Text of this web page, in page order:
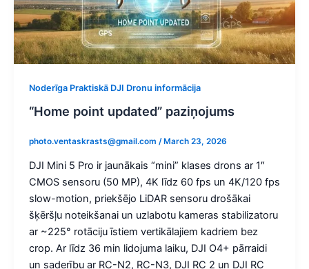
Noderīga Praktiskā DJI Dronu informācija
“Home point updated” paziņojums
photo.ventaskrasts@gmail.com / March 23, 2026
DJI Mini 5 Pro ir jaunākais “mini” klases drons ar 1″
CMOS sensoru (50 MP), 4K līdz 60 fps un 4K/120 fps
slow-motion, priekšējo LiDAR sensoru drošākai
šķēršļu noteikšanai un uzlabotu kameras stabilizatoru
ar ~225° rotāciju īstiem vertikālajiem kadriem bez
crop. Ar līdz 36 min lidojuma laiku, DJI O4+ pārraidi
un saderību ar RC-N2, RC-N3, DJI RC 2 un DJI RC